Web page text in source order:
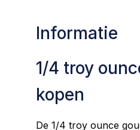
Informatie
1/4 troy
kopen
De 1/4 troy ounce